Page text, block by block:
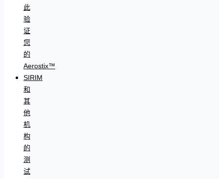
此
验
证
您
的
Aerostix™
SIRIM
和
其
他
机
构
的
测
试